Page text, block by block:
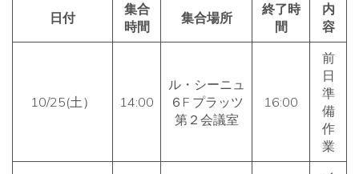
日付
集合
時間
集合場所
終了時
間
内
容
10/25(土） 14:00
ル・シーニュ
６F プラッツ
第２会議室
16:00
前
日
準
備
作
業